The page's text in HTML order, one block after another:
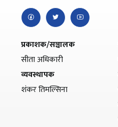
प्रकाशक/सञ्चालक
सीता अधिकारी
व्यवस्थापक
शंकर तिमल्सिना